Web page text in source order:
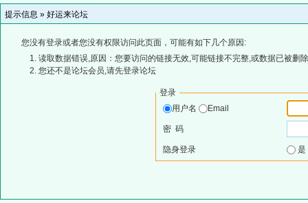
提示信息 » 好运来论坛
您没有登录或者您没有权限访问此页面，可能有如下几个原因:
读取数据错误,原因：您要访问的链接无效,可能链接不完整,或数据已被删
您还不是论坛会员,请先登录论坛
登录
用户名
Email
密 码
隐身登录